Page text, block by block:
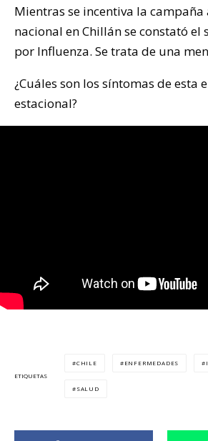
Mientras se incentiva la campaña
nacional en Chillán se constató el
por Influenza. Se trata de una
¿Cuáles son los síntomas de esta
estacional?
ETIQUETAS
CHILE ENFERMEDADES
SALUD